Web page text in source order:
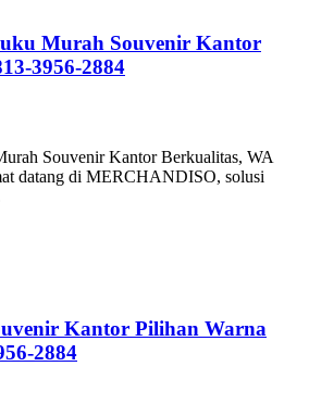
Murah Souvenir Kantor
3956-2884
Souvenir Kantor Berkualitas, WA
datang di MERCHANDISO, solusi
Kantor Pilihan Warna
2884